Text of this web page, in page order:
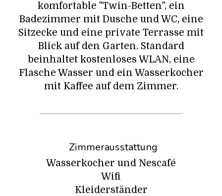
komfortable "Twin-Betten", ein
Badezimmer mit Dusche und WC, eine
Sitzecke und eine private Terrasse mit
Blick auf den Garten. Standard
beinhaltet kostenloses WLAN, eine
Flasche Wasser und ein Wasserkocher
mit Kaffee auf dem Zimmer.
Zimmerausstattung
Wasserkocher und Nescafé
Wifi
Kleiderständer